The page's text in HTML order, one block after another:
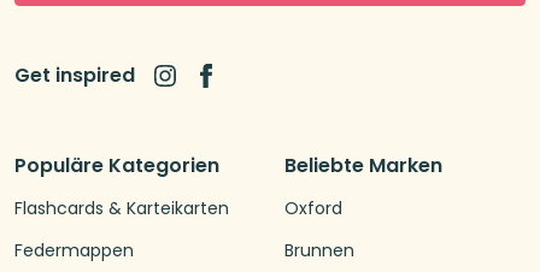
Populäre Kategorien
Flashcards & Karteikarten
Federmappen
Beliebte Marken
Oxford
Brunnen
Get inspired